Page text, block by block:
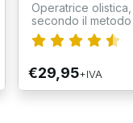
Operatrice
secondo il metodo
€29,95+IVA